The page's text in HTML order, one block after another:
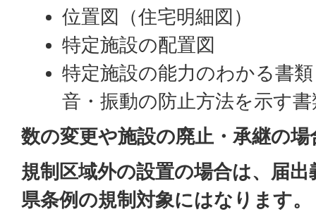
位置図（住宅明細図）
特定施設の配置図
特定施設の能力のわかる書
音・振動の防止方法を示す
数の変更や施設の廃止・承継の
規制区域外の設置の場合は、届
県条例の規制対象にはなります。